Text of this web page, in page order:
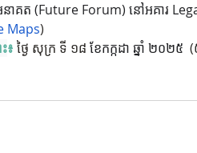
នាគត (Future Forum) នៅអគារ
Maps)
៖ ថ្ងៃ សុក្រ ទី ១៨ ខែកក្កដា ឆ្នាំ ២០២៥ (